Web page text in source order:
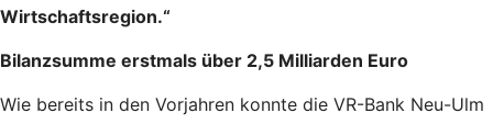
Wirtschaftsregion.“
Bilanzsumme erstmals über 2,5 Milliarden Euro
Wie bereits in den Vorjahren konnte die VR-Bank Neu-Ulm